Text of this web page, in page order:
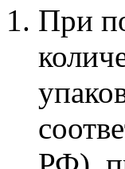
При